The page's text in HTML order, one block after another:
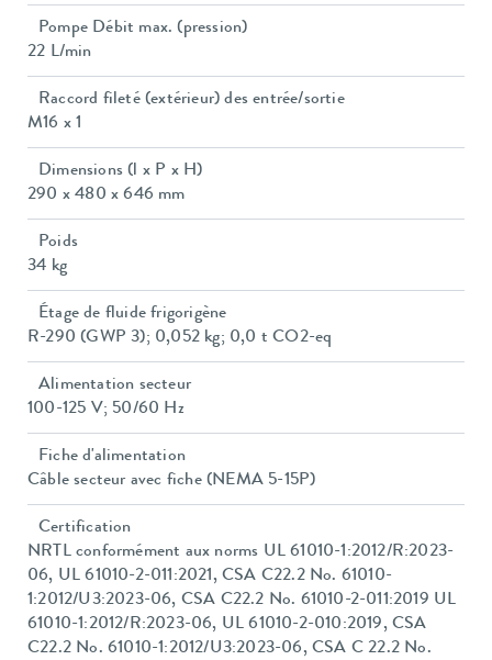
Pompe Débit max. (pression)
22 L/min
Raccord fileté (extérieur) des entrée/sortie
M16 x 1
Dimensions (l x P x H)
290 x 480 x 646 mm
Poids
34 kg
Étage de fluide frigorigène
R-290 (GWP 3); 0,052 kg; 0,0 t CO2-eq
Alimentation secteur
100-125 V; 50/60 Hz
Fiche d'alimentation
Câble secteur avec fiche (NEMA 5-15P)
Certification
NRTL conformément aux norms UL 61010-1:2012/R:2023-
06, UL 61010-2-011:2021, CSA C22.2 No. 61010-
1:2012/U3:2023-06, CSA C22.2 No. 61010-2-011:2019 UL
61010-1:2012/R:2023-06, UL 61010-2-010:2019, CSA
C22.2 No. 61010-1:2012/U3:2023-06, CSA C 22.2 No.